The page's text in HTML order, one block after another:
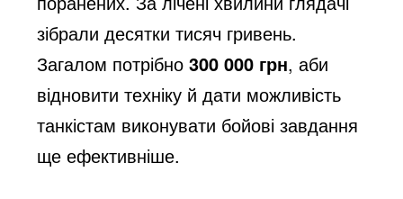
зібрали десятки тисяч гривень.
Загалом потрібно300 000 грн, аби
відновити техніку й дати можливість
танкістам виконувати бойові завдання
ще ефективніше.